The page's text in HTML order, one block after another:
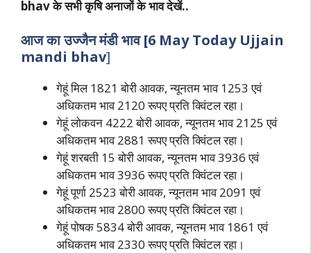
bhav के सभी कृषि अनाजों के भाव देखें..
आज का उज्जैन मंडी भाव [6 MayToday Ujjain
mandi bhav]
गेहूं मिल 1821 बोरी आवक, न्यूनतम भाव 1253 एवं
अधिकतम भाव 2120 रूपए प्रति क्विंटल रहा।
गेहूं लोकवन 4222 बोरी आवक, न्यूनतम भाव 2125 एवं
अधिकतम भाव 2881 रूपए प्रति क्विंटल रहा।
गेहूं शरबती 15 बोरी आवक, न्यूनतम भाव 3936 एवं
अधिकतम भाव 3936 रूपए प्रति क्विंटल रहा।
गेहूं पूर्णा 2523 बोरी आवक, न्यूनतम भाव 2091 एवं
अधिकतम भाव 2800 रूपए प्रति क्विंटल रहा।
गेहूं पोषक 5834 बोरी आवक, न्यूनतम भाव 1861 एवं
अधिकतम भाव 2330 रूपए प्रति क्विंटल रहा।